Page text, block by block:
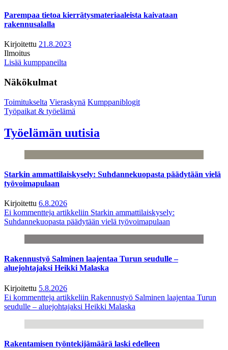
Parempaa tietoa kierrätysmateriaaleista kaivataan
rakennusalalla
Kirjoitettu 21.8.2023
Ilmoitus
Lisää kumppaneilta
Näkökulmat
Toimitukselta Vieraskynä Kumppaniblogit
Työpaikat & työelämä
Työelämän uutisia
Starkin ammattilaiskysely: Suhdannekuopasta päädytään vielä
työvoimapulaan
Kirjoitettu 6.8.2026
Ei kommentteja artikkeliin Starkin ammattilaiskysely:
Suhdannekuopasta päädytään vielä työvoimapulaan
Rakennustyö Salminen laajentaa Turun seudulle –
aluejohtajaksi Heikki Malaska
Kirjoitettu 5.8.2026
Ei kommentteja artikkeliin Rakennustyö Salminen laajentaa Turun
seudulle – aluejohtajaksi Heikki Malaska
Rakentamisen työntekijämäärä laski edelleen